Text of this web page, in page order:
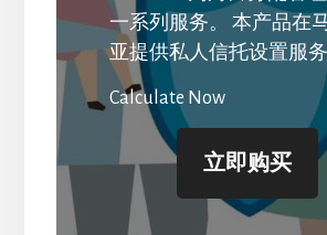
一系列服务。 本产品在
亚提供私人信托设置服务
Calculate Now
立即购买